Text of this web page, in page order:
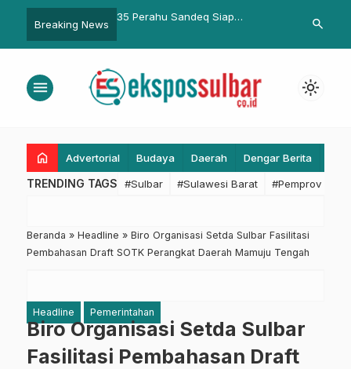
Breaking News
Perencanaan
35 Perahu Sandeq Siap
Gubernur
Dinas
search
menu light_mode
home Advertorial Budaya Daerah Dengar Berita
TRENDING TAGS #Sulbar #Sulawesi Barat #Pemprov
Beranda » Headline » Biro Organisasi Setda Sulbar Fasilitasi
Pembahasan Draft SOTK Perangkat Daerah Mamuju Tengah
Headline Pemerintahan
Biro Organisasi Setda Sulbar
Fasilitasi Pembahasan Draft